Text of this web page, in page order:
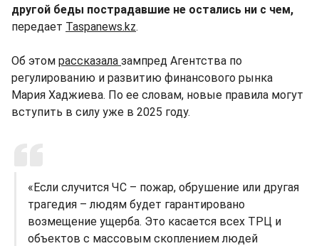
другой беды пострадавшие не остались ни с чем,
передает Taspanews.kz.
Об этом рассказала зампред Агентства по
регулированию и развитию финансового рынка
Мария Хаджиева. По ее словам, новые правила могут
вступить в силу уже в 2025 году.
«Если случится ЧС – пожар, обрушение или другая
трагедия – людям будет гарантировано
возмещение ущерба. Это касается всех ТРЦ и
объектов с массовым скоплением людей